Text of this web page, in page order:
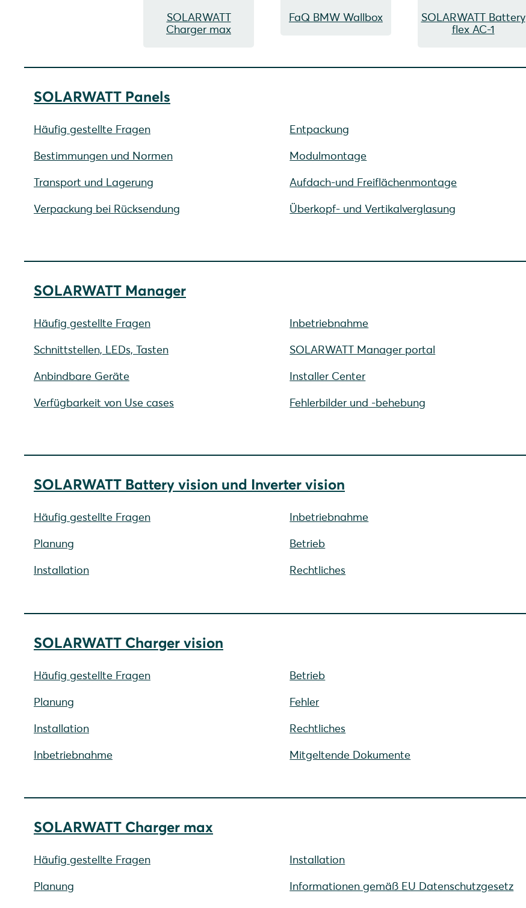
SOLARWATT
Charger max
FaQ BMW Wallbox
SOLARWATT Battery
flex AC-1
SOLARWATT Panels
Häufig gestellte Fragen
Bestimmungen und Normen
Transport und Lagerung
Verpackung bei Rücksendung
Entpackung
Modulmontage
Aufdach-und Freiflächenmontage
Überkopf- und Vertikalverglasung
SOLARWATT Manager
Häufig gestellte Fragen
Schnittstellen, LEDs, Tasten
Anbindbare Geräte
Verfügbarkeit von Use cases
Inbetriebnahme
SOLARWATT Manager portal
Installer Center
Fehlerbilder und -behebung
SOLARWATT Battery vision und Inverter vision
Häufig gestellte Fragen
Planung
Installation
Inbetriebnahme
Betrieb
Rechtliches
SOLARWATT Charger vision
Häufig gestellte Fragen
Planung
Installation
Inbetriebnahme
Betrieb
Fehler
Rechtliches
Mitgeltende Dokumente
SOLARWATT Charger max
Häufig gestellte Fragen
Planung
Installation
Informationen gemäß EU Datenschutzgesetz